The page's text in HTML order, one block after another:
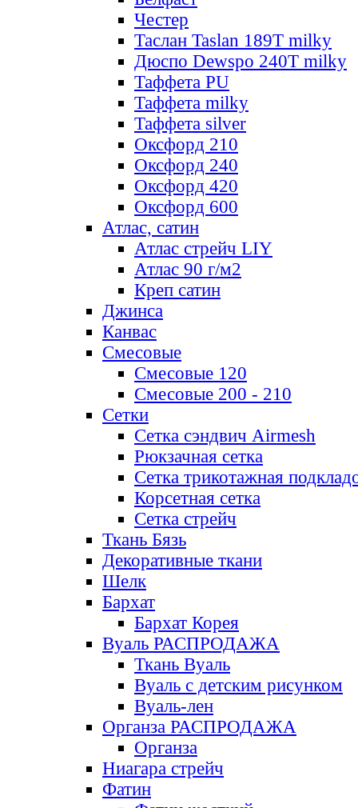
Честер
Таслан Taslan 189T milky
Дюспо Dewspo 240T milky
Таффета PU
Таффета milky
Таффета silver
Оксфорд 210
Оксфорд 240
Оксфорд 420
Оксфорд 600
Атлас, сатин
Атлас стрейч LIY
Атлас 90 г/м2
Креп сатин
Джинса
Канвас
Смесовые
Смесовые 120
Смесовые 200 - 210
Сетки
Сетка сэндвич Airmesh
Рюкзачная сетка
Сетка трикотажная
Корсетная сетка
Сетка стрейч
Ткань Бязь
Декоративные ткани
Шелк
Бархат
Бархат Корея
Вуаль РАСПРОДАЖА
Ткань Вуаль
Вуаль с детским рисунком
Вуаль-лен
Органза РАСПРОДАЖА
Органза
Ниагара стрейч
Фатин